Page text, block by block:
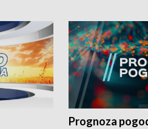
Prognoza